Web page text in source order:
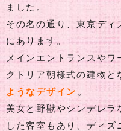
ました。
その名の通り、東京ディ
にあります。
メインエントランスやワ
クトリア朝様式の建物と
ようなデザイン 。
美女と野獣やシンデレラ
した客室もあり、ディ